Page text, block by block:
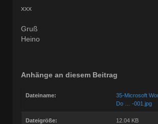
xxx
Gruß
Heino
Anhänge an diesem Beitrag
Dateiname:
35-Microsoft
Do … -001.jpg
Dateigröße: 12.04 KB